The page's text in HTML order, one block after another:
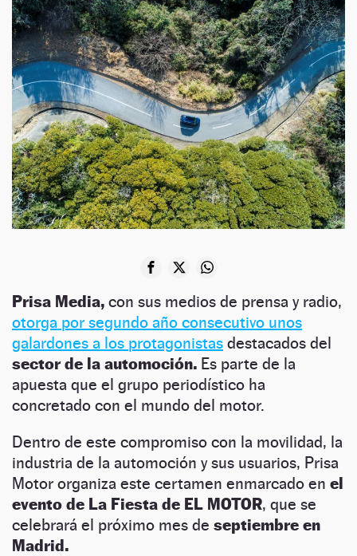
Prisa Media, con sus medios de prensa y radio,
otorga por segundo año consecutivo unos
galardones a los protagonistas destacados del
sector de la automoción. Es parte de la
apuesta que el grupo periodístico ha
concretado con el mundo del motor.
Dentro de este compromiso con la movilidad, la
industria de la automoción y sus usuarios, Prisa
Motor organiza este certamen enmarcado en el
evento de La Fiesta de EL MOTOR, que se
celebrará el próximo mes de septiembre en
Madrid.